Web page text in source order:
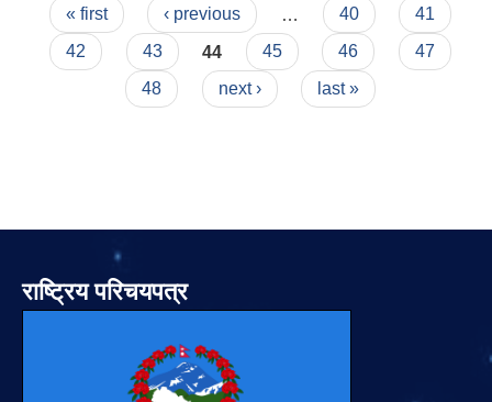
Pages
« first ‹ previous 40
41
42
43 44 45 46
47
48
next › last »
राष्ट्रिय परिचयपत्र